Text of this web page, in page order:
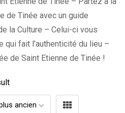
de Tinée avec un guide
la Culture – Celui-ci vous
qui fait l’authenticité du lieu –
de Saint Etienne de Tinée !